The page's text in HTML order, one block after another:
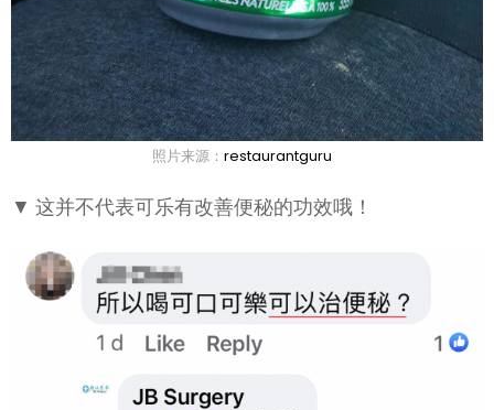
照片来源： restaurantguru
▼ 这并不代表可乐有改善便秘的功效哦！